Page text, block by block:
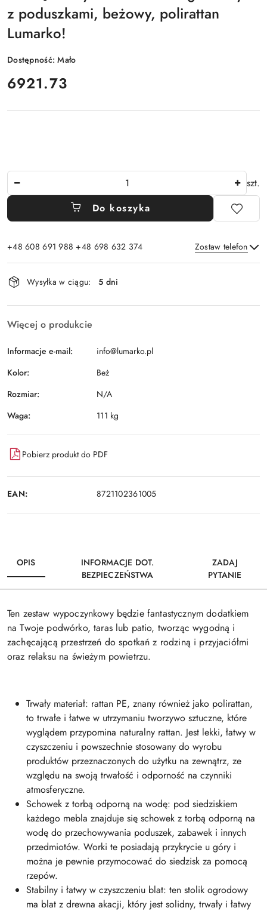
z poduszkami, beżowy, polirattan
Lumarko!
Dostępność:Mało
cena:
6921.73
szt.
Do koszyka
+48 608 691 988 +48 698 632 374 Zostaw telefon
Dostępność
i
dostawa
Wysyłka w ciągu: 5 dni
Więcej o produkcie
Informacje e-mail:
info@lumarko.pl
Kolor:
Beż
Rozmiar:
N/A
Waga:
111 kg
Pobierz produkt do PDF
EAN: 8721102361005
OPIS
INFORMACJE DOT.
BEZPIECZEŃSTWA
ZADAJ
PYTANIE
Ten zestaw wypoczynkowy będzie fantastycznym dodatkiem
na Twoje podwórko, taras lub patio, tworząc wygodną i
zachęcającą przestrzeń do spotkań z rodziną i przyjaciółmi
oraz relaksu na świeżym powietrzu.
Trwały materiał: rattan PE, znany również jako polirattan,
to trwałe i łatwe w utrzymaniu tworzywo sztuczne, które
wyglądem przypomina naturalny rattan. Jest lekki, łatwy w
czyszczeniu i powszechnie stosowany do wyrobu
produktów przeznaczonych do użytku na zewnątrz, ze
względu na swoją trwałość i odporność na czynniki
atmosferyczne.
Schowek z torbą odporną na wodę: pod siedziskiem
każdego mebla znajduje się schowek z torbą odporną na
wodę do przechowywania poduszek, zabawek i innych
przedmiotów. Worki te posiadają przykrycie u góry i
można je pewnie przymocować do siedzisk za pomocą
rzepów.
Stabilny i łatwy w czyszczeniu blat: ten stolik ogrodowy
ma blat z drewna akacji, który jest solidny, trwały i łatwy